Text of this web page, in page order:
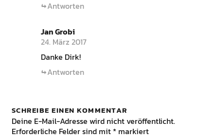
Antworten
Jan Grobi
24. März 2017
Danke Dirk!
Antworten
SCHREIBE EINEN KOMMENTAR
Deine E-Mail-Adresse wird nicht veröffentlicht.
Erforderliche Felder sind mit * markiert